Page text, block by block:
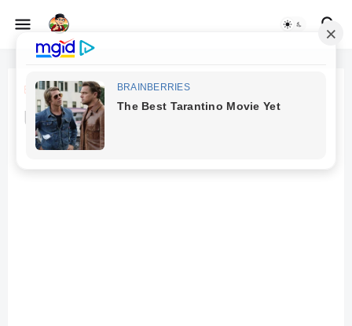
Beranda Cerpen
Ukiran Cinta Maman dan Eras